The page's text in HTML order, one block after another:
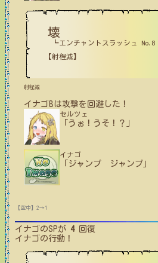
壊
┗エンチャントスラッシュ No.8
【射程減】
射程減
イナゴBは攻撃を回避した！
セルツェ
「うぉ！うそ！？」
イナゴ
「ジャンプ ジャンプ」
【空中】2→1
イナゴのSPが 4回復
イナゴの行動！